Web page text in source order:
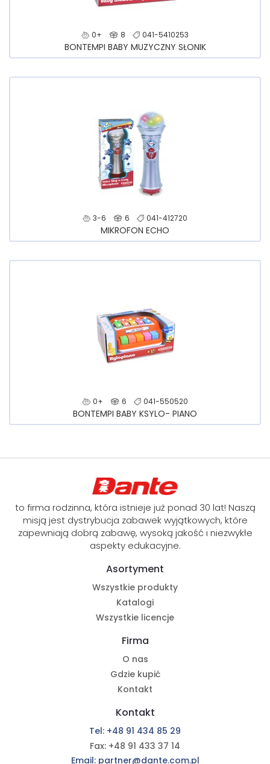
0+ 8 041-5410253
BONTEMPI BABY MUZYCZNY SŁONIK
3-6 6 041-412720
MIKROFON ECHO
0+ 6 041-550520
BONTEMPI BABY KSYLO- PIANO
to firma rodzinna, która istnieje już ponad 30 lat! Naszą
misją jest dystrybucja zabawek wyjątkowych, które
zapewniają dobrą zabawę, wysoką jakość i niezwykłe
aspekty edukacyjne.
Asortyment
Wszystkie produkty
Katalogi
Wszystkie licencje
Firma
O nas
Gdzie kupić
Kontakt
Kontakt
Tel: +48 91 434 85 29
Fax: +48 91 433 37 14
Email: partner@dante.com.pl